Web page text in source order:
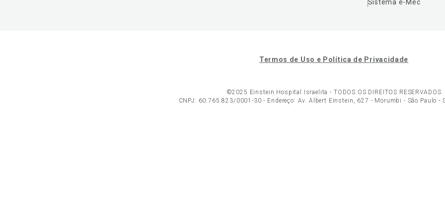
Sistema e-Mec
Termos de Uso e Política de Privacidade
©2025 Einstein Hospital Israelita - TODOS OS DIREITOS RESERVADOS
CNPJ: 60.765.823/0001-30 - Endereço: Av. Albert Einstein, 627 - Morumbi - São Paulo -